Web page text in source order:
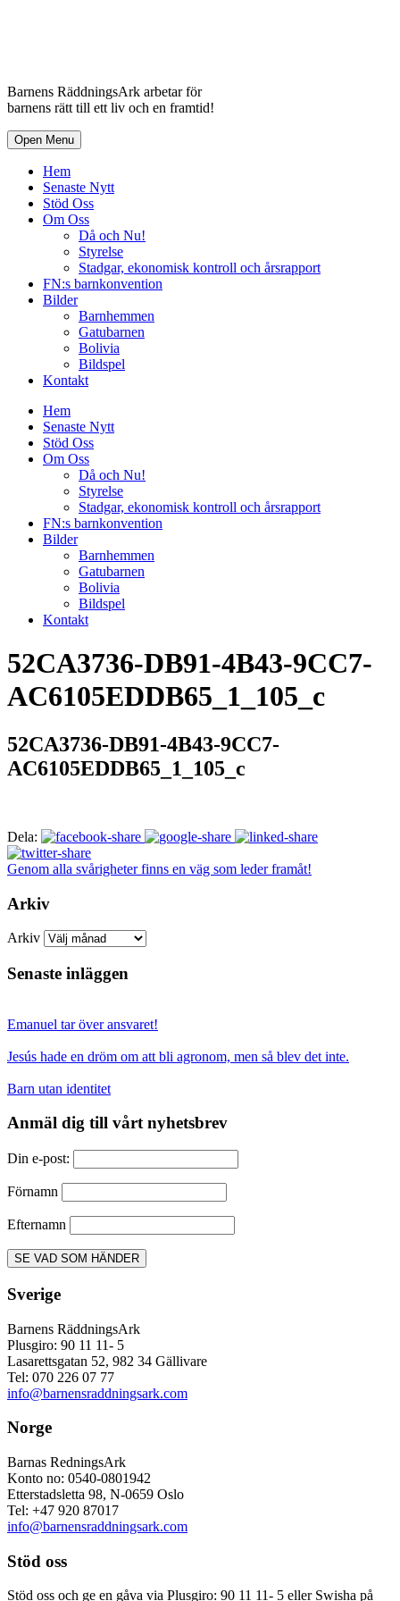
Barnens RäddningsArk arbetar för
barnens rätt till ett liv och en framtid!
Open Menu
Hem
Senaste Nytt
Stöd Oss
Om Oss
Då och Nu!
Styrelse
Stadgar, ekonomisk kontroll och årsrapport
FN:s barnkonvention
Bilder
Barnhemmen
Gatubarnen
Bolivia
Bildspel
Kontakt
Hem
Senaste Nytt
Stöd Oss
Om Oss
Då och Nu!
Styrelse
Stadgar, ekonomisk kontroll och årsrapport
FN:s barnkonvention
Bilder
Barnhemmen
Gatubarnen
Bolivia
Bildspel
Kontakt
52CA3736-DB91-4B43-9CC7-
AC6105EDDB65_1_105_c
52CA3736-DB91-4B43-9CC7-
AC6105EDDB65_1_105_c
Dela:
Genom alla svårigheter finns en väg som leder framåt!
Arkiv
Arkiv
Senaste inläggen
Emanuel tar över ansvaret!
Jesús hade en dröm om att bli agronom, men så blev det inte.
Barn utan identitet
Anmäl dig till vårt nyhetsbrev
Din e-post:
Förnamn
Efternamn
Sverige
Barnens RäddningsArk
Plusgiro: 90 11 11- 5
Lasarettsgatan 52, 982 34 Gällivare
Tel: 070 226 07 77
info@barnensraddningsark.com
Norge
Barnas RedningsArk
Konto no: 0540-0801942
Etterstadsletta 98, N-0659 Oslo
Tel: +47 920 87017
info@barnensraddningsark.com
Stöd oss
Stöd oss och ge en gåva via Plusgiro: 90 11 11- 5 eller Swisha på